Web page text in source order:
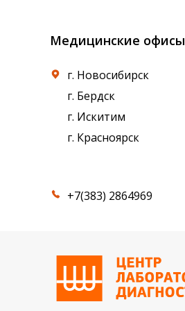
Медицинские офисы
г. Новосибирск
г. Бердск
г. Искитим
г. Красноярск
+7(383) 2864969